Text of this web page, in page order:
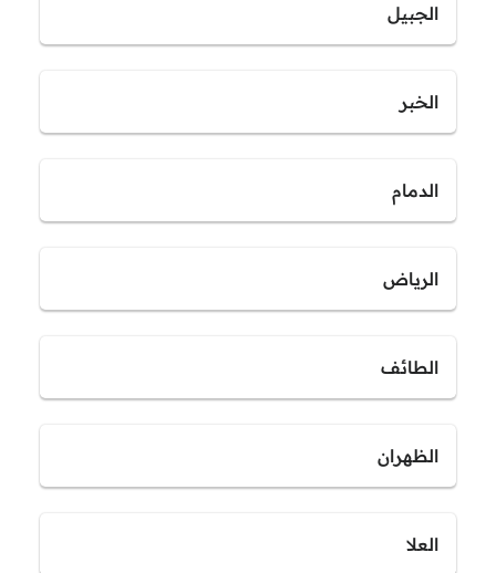
الجبيل
الخبر
الدمام
الرياض
الطائف
الظهران
العلا